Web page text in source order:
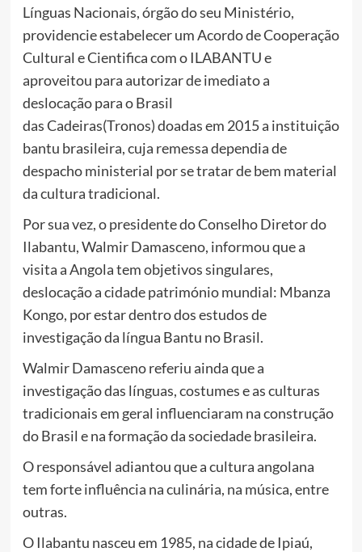
Línguas Nacionais, órgão do seu Ministério,
providencie estabelecer um Acordo de Cooperação
Cultural e Cientifica com o ILABANTU e
aproveitou para autorizar de imediato a
deslocação para o Brasil
das Cadeiras(Tronos) doadas em 2015 a instituição
bantu brasileira, cuja remessa dependia de
despacho ministerial por se tratar de bem material
da cultura tradicional.
Por sua vez, o presidente do Conselho Diretor do
Ilabantu, Walmir Damasceno, informou que a
visita a Angola tem objetivos singulares,
deslocação a cidade património mundial: Mbanza
Kongo, por estar dentro dos estudos de
investigação da língua Bantu no Brasil.
Walmir Damasceno referiu ainda que a
investigação das línguas, costumes e as culturas
tradicionais em geral influenciaram na construção
do Brasil e na formação da sociedade brasileira.
O responsável adiantou que a cultura angolana
tem forte influência na culinária, na música, entre
outras.
O Ilabantu nasceu em 1985, na cidade de Ipiaú,